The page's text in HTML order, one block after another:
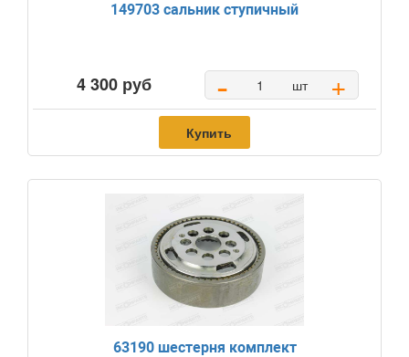
149703 сальник ступичный
4 300 руб - шт +
Купить
63190 шестерня комплект